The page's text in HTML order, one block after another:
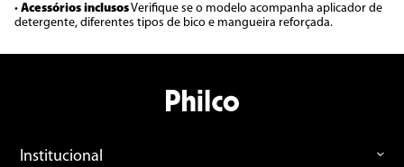
• Acessórios inclusosVerifique se o modelo acompanha aplicador de
detergente, diferentes tipos de bico e mangueira reforçada.
Institucional